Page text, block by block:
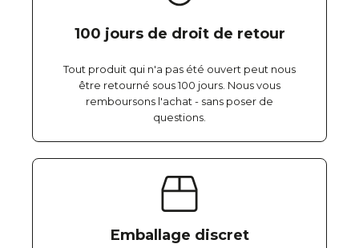
100 jours de droit de retour
Tout produit qui n'a pas été ouvert peut nous
être retourné sous 100 jours. Nous vous
remboursons l'achat - sans poser de
questions.
Emballage discret